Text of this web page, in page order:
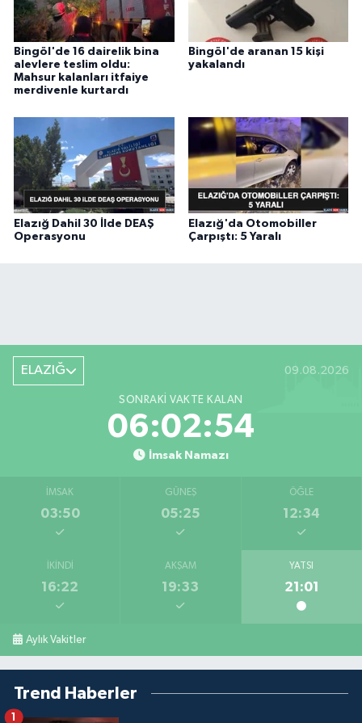
Bingöl'de 16 dairelik bina
alevlere teslim oldu:
Mahsur kalanları itfaiye
merdivenle kurtardı
Bingöl'de aranan 15 kişi
yakalandı
Elazığ Dahil 30 İlde DEAŞ
Operasyonu
Elazığ'da Otomobiller
Çarpıştı: 5 Yaralı
ELAZIĞ 09.08.2026
SONRAKI VAKTE KALAN
06:02:53
İmsak Namazı
İMSAK
03:50
GÜNEŞ
05:25
ÖĞLE
12:34
İKINDI
16:22
AKŞAM
19:33
YATSI
21:01
Aylık Vakitler
Trend Haberler
1